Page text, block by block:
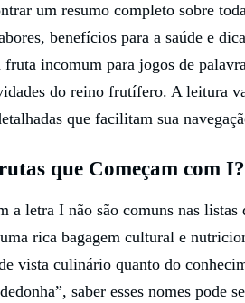
um resumo completo sobre
benefícios para a saúde e
fruta incomum para jogos de
do reino frutífero. A leitura
que facilitam sua
que Começam com I?
a letra I não são comuns nas
rica bagagem cultural e
vista culinário quanto do
saber esses nomes pode